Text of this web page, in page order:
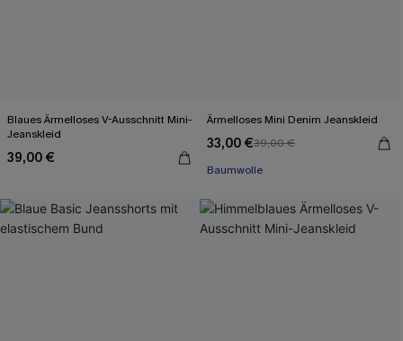
Blaues Ärmelloses V-Ausschnitt Mini-
Jeanskleid
39,00 €
Ärmelloses Mini Denim Jeanskleid
33,00 €39,00 €
Baumwolle